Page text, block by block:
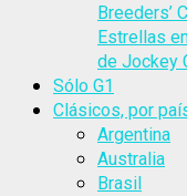
Breeders’
Estrellas
de Jockey
Sólo G1
Clásicos, por
Argentina
Australia
Brasil